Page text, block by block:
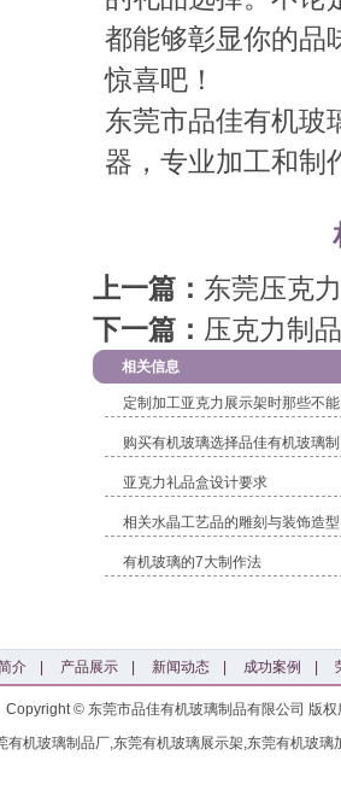
都能够彰显你的品
惊喜吧！
东莞市品佳有机玻
器，专业加工和制
上一篇： 东莞压克
下一篇： 压克力制
相关信息
定制加工亚克力展示架时那些不能
购买有机玻璃选择品佳有机玻璃制
亚克力礼品盒设计要求
相关水晶工艺品的雕刻与装饰造型
有机玻璃的7大制作法
介 产品展示 新闻动态 成功案例
Copyright © 东莞市品佳有机玻璃制品有限公司 版
有机玻璃制品厂,东莞有机玻璃展示架,东莞有机玻